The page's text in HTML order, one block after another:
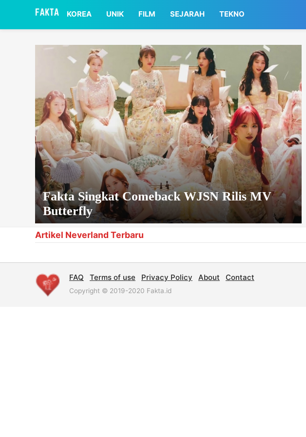
KOREA UNIK FILM SEJARAH TEKNO
Fakta Singkat Comeback WJSN Rilis MV
Butterfly
Artikel Neverland Terbaru
FAQ Terms of use Privacy Policy About Contact
Copyright © 2019-2020 Fakta.id